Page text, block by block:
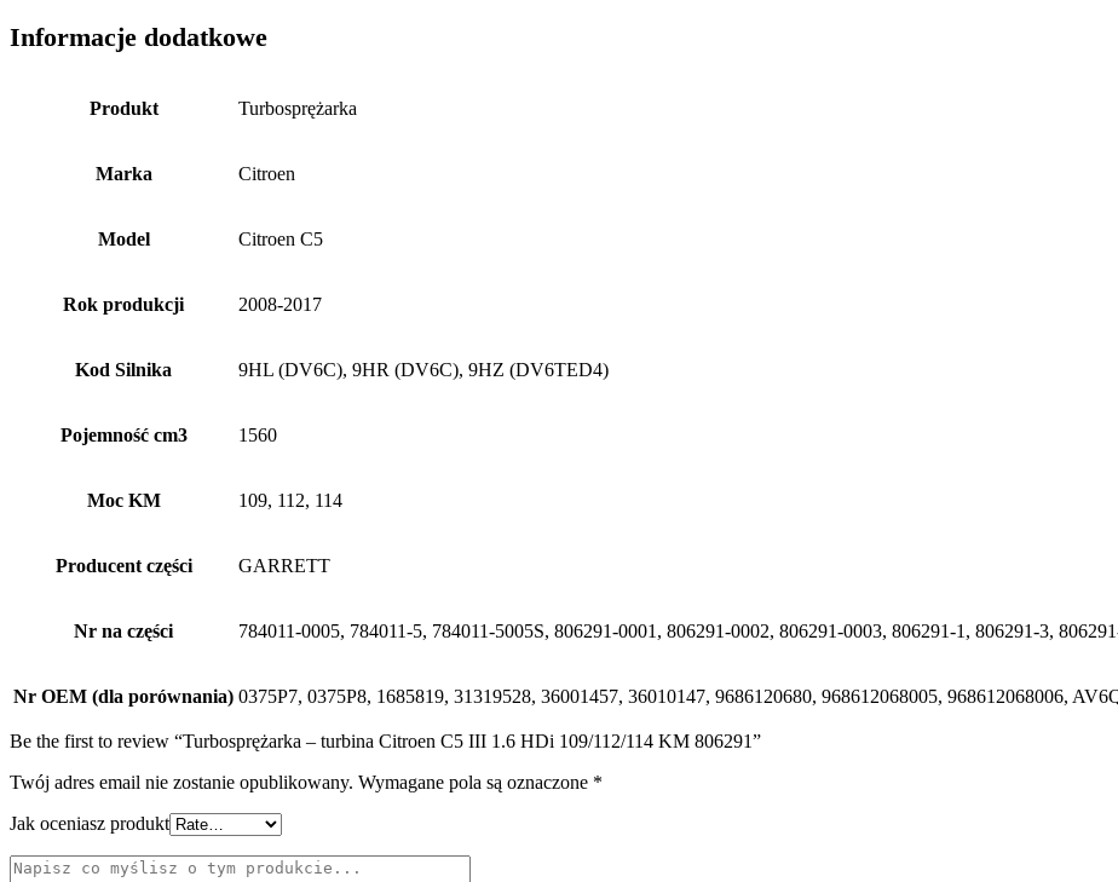
Informacje dodatkowe
Produkt Turbosprężarka
Marka Citroen
Model Citroen C5
Rok produkcji 2008-2017
Kod Silnika 9HL (DV6C), 9HR (DV6C), 9HZ (DV6TED4)
Pojemność cm3 1560
Moc KM 109, 112, 114
Producent części GARRETT
Nr na części 784011-0005, 784011-5, 784011-5005S, 806291-0001, 806291-0002, 806291-0003, 806291-1, 806291-3,
Nr OEM (dla porównania) 0375P7, 0375P8, 1685819, 31319528, 36001457, 36010147, 9686120680, 968612068005, 968612068006,
Be the first to review “Turbosprężarka – turbina Citroen C5 III 1.6 HDi 109/112/114 KM 806291”
Twój adres email nie zostanie opublikowany. Wymagane pola są oznaczone *
Jak oceniasz produkt